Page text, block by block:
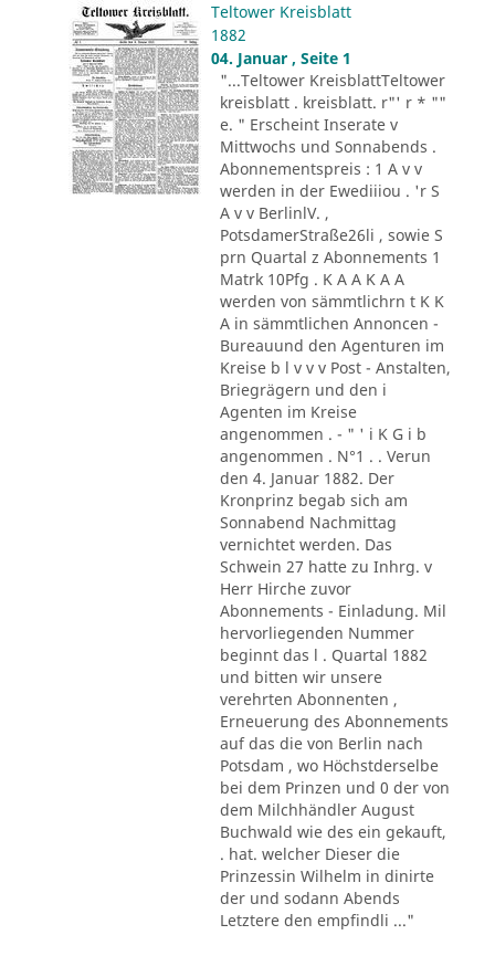
Teltower Kreisblatt
1882
04. Januar , Seite 1
"...Teltower KreisblattTeltower
kreisblatt . kreisblatt. r"' r * ""
e. " Erscheint Inserate v
Mittwochs und Sonnabends .
Abonnementspreis : 1 A v v
werden in der Ewediiiou . 'r S
A v v BerlinlV. ,
PotsdamerStraße26li , sowie S
prn Quartal z Abonnements 1
Matrk 10Pfg . K A A K A A
werden von sämmtlichrn t K K
A in sämmtlichen Annoncen -
Bureauund den Agenturen im
Kreise b l v v v Post - Anstalten,
Briegrägern und den i
Agenten im Kreise
angenommen . - " ' i K G i b
angenommen . N°1 . . Verun
den 4. Januar 1882. Der
Kronprinz begab sich am
Sonnabend Nachmittag
vernichtet werden. Das
Schwein 27 hatte zu Inhrg. v
Herr Hirche zuvor
Abonnements - Einladung. Mil
hervorliegenden Nummer
beginnt das l . Quartal 1882
und bitten wir unsere
verehrten Abonnenten ,
Erneuerung des Abonnements
auf das die von Berlin nach
Potsdam , wo Höchstderselbe
bei dem Prinzen und 0 der von
dem Milchhändler August
Buchwald wie des ein gekauft,
. hat. welcher Dieser die
Prinzessin Wilhelm in dinirte
der und sodann Abends
Letztere den empfindli ..."